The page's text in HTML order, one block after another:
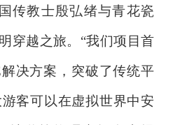
传教士殷弘绪与青花瓷
穿越之旅。“我们项目首
决方案，突破了传统平
客可以在虚拟世界中安